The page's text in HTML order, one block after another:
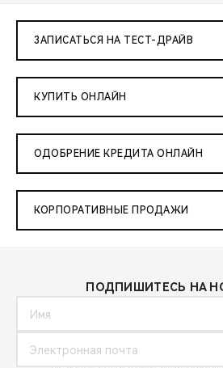
ЗАПИСАТЬСЯ НА ТЕСТ-ДРАЙВ
КУПИТЬ ОНЛАЙН
ОДОБРЕНИЕ КРЕДИТА ОНЛАЙН
КОРПОРАТИВНЫЕ ПРОДАЖИ
ПОДПИШИТЕСЬ НА